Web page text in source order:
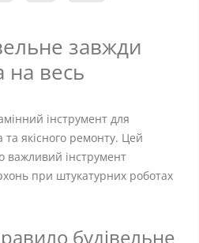
завжди
на весь
інструмент для
та якісного ремонту. Цей
важливий інструмент
при штукатурних роботах
будівельне